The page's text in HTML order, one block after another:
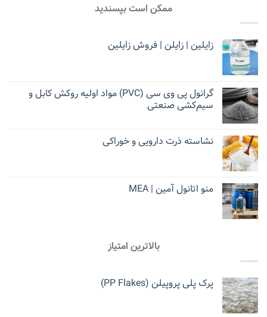
ممکن است بپسندید
زایلین | زایلن | فروش زایلین
گرانول پی وی سی (PVC) مواد اولیه روکش کابل و
سیم‌کشی صنعتی
نشاسته ذرت دارویی و خوراکی
منو اتانول آمین | MEA
بالاترین امتیاز
پرک پلی پروپیلن (PP Flakes)